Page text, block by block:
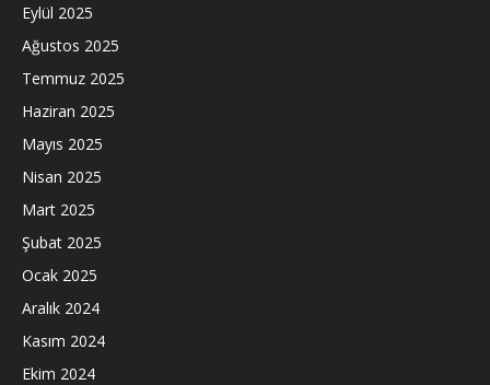
Eylül 2025
Ağustos 2025
Temmuz 2025
Haziran 2025
Mayıs 2025
Nisan 2025
Mart 2025
Şubat 2025
Ocak 2025
Aralık 2024
Kasım 2024
Ekim 2024